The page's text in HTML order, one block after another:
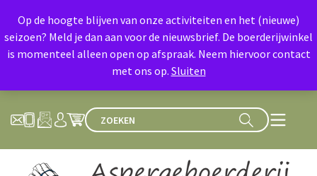
Op de hoogte blijven van onze activiteiten en het (nieuwe)
seizoen? Meld je dan aan voor de nieuwsbrief. De boerderijwinkel
is momenteel alleen open op afspraak. Neem hiervoor contact
met ons op. Sluiten